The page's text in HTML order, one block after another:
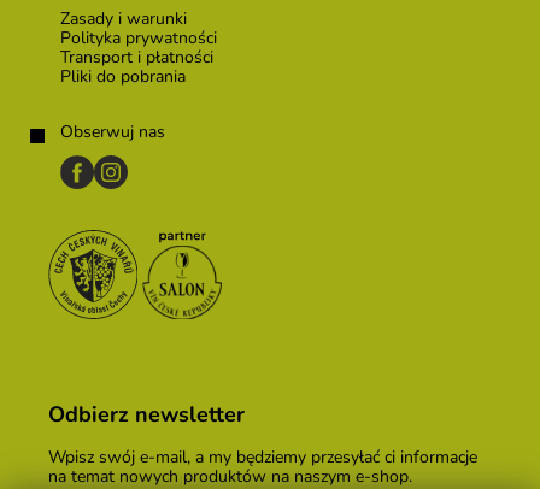
Zasady i warunki
Polityka prywatności
Transport i płatności
Pliki do pobrania
Obserwuj nas
Odbierz newsletter
Wpisz swój e-mail, a my będziemy przesyłać ci informacje
na temat nowych produktów na naszym e-shop.